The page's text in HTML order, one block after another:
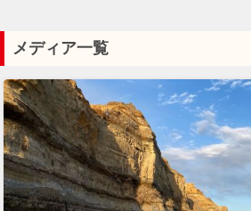
メディア一覧